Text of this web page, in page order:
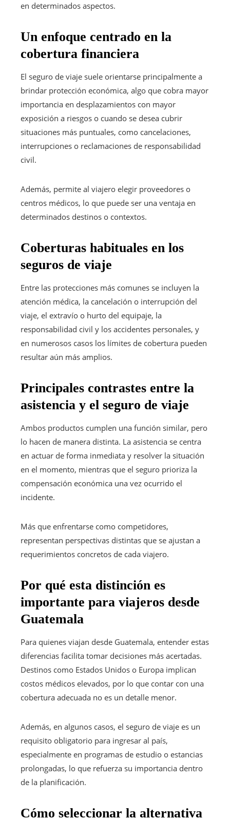
en determinados aspectos.
Un enfoque centrado en la
cobertura financiera
El seguro de viaje suele orientarse principalmente a
brindar protección económica, algo que cobra mayor
importancia en desplazamientos con mayor
exposición a riesgos o cuando se desea cubrir
situaciones más puntuales, como cancelaciones,
interrupciones o reclamaciones de responsabilidad
civil.
Además, permite al viajero elegir proveedores o
centros médicos, lo que puede ser una ventaja en
determinados destinos o contextos.
Coberturas habituales en los
seguros de viaje
Entre las protecciones más comunes se incluyen la
atención médica, la cancelación o interrupción del
viaje, el extravío o hurto del equipaje, la
responsabilidad civil y los accidentes personales, y
en numerosos casos los límites de cobertura pueden
resultar aún más amplios.
Principales contrastes entre la
asistencia y el seguro de viaje
Ambos productos cumplen una función similar, pero
lo hacen de manera distinta. La asistencia se centra
en actuar de forma inmediata y resolver la situación
en el momento, mientras que el seguro prioriza la
compensación económica una vez ocurrido el
incidente.
Más que enfrentarse como competidores,
representan perspectivas distintas que se ajustan a
requerimientos concretos de cada viajero.
Por qué esta distinción es
importante para viajeros desde
Guatemala
Para quienes viajan desde Guatemala, entender estas
diferencias facilita tomar decisiones más acertadas.
Destinos como Estados Unidos o Europa implican
costos médicos elevados, por lo que contar con una
cobertura adecuada no es un detalle menor.
Además, en algunos casos, el seguro de viaje es un
requisito obligatorio para ingresar al país,
especialmente en programas de estudio o estancias
prolongadas, lo que refuerza su importancia dentro
de la planificación.
Cómo seleccionar la alternativa